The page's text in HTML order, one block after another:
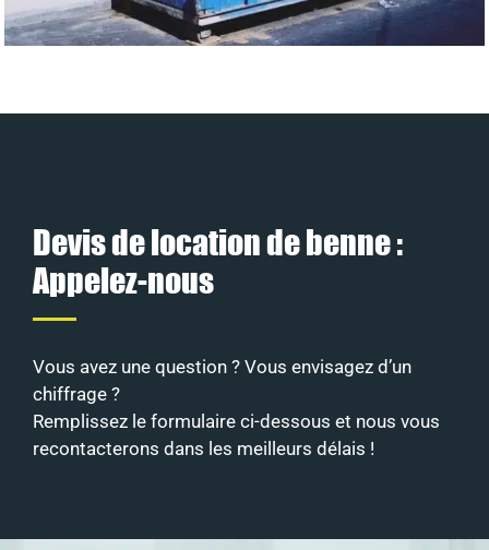
Devis de location de benne :
Appelez-nous
Vous avez une question ? Vous envisagez d’un
chiffrage ?
Remplissez le formulaire ci-dessous et nous vous
recontacterons dans les meilleurs délais !